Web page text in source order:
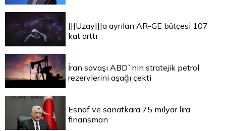
|||Uzay|||a ayrılan AR-GE bütçesi 107
kat arttı
İran savaşı ABD`nin stratejik petrol
rezervlerini aşağı çekti
Esnaf ve sanatkara 75 milyar lira
finansman